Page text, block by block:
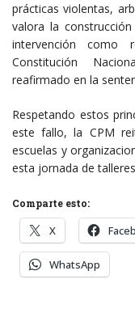
prácticas violentas,
valora la
intervención como
Constitución
reafirmado en la
Respetando estos
este fallo, la CPM
escuelas y
esta jornada de
Comparte esto:
X
WhatsApp